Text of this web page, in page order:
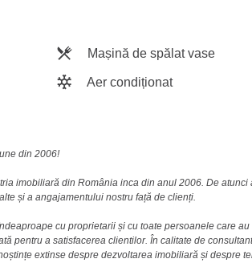
Mașină de spălat vase
Aer condiționat
din 2006!
imobiliară din România inca din anul 2006. De
și a angajamentului nostru față de clienți.
cu proprietarii și cu toate persoanele care
pentru a satisfacerea clientilor. În calitate de
extinse despre dezvoltarea imobiliară și despre